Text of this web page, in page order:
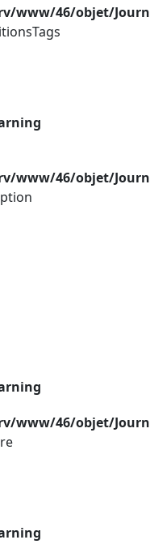
www/46/objet/
www/46/objet/
www/46/objet/